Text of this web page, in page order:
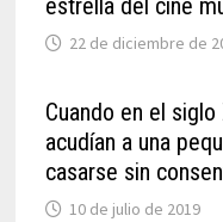
estrella del cine
22 de diciembre de
Cuando en el
acudían a una
casarse sin
10 de julio de 2019